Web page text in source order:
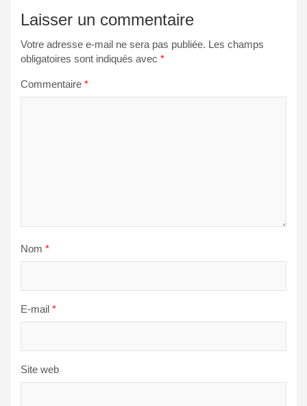
Laisser un commentaire
Votre adresse e-mail ne sera pas publiée. Les champs
obligatoires sont indiqués avec *
Commentaire *
Nom *
E-mail *
Site web